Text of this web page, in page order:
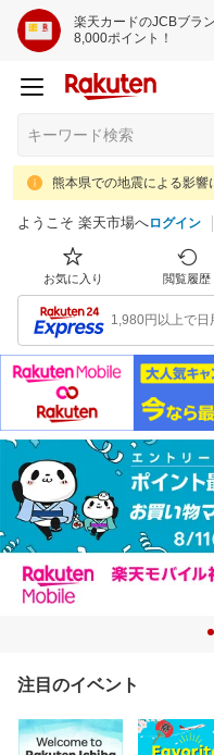
楽天カードのJCBブラ
8,000ポイント！
熊本県での地震による影響
ようこそ 楽天市場へログイン
お気に入り 閲覧履歴
1,980円以上で日
注目のイベント